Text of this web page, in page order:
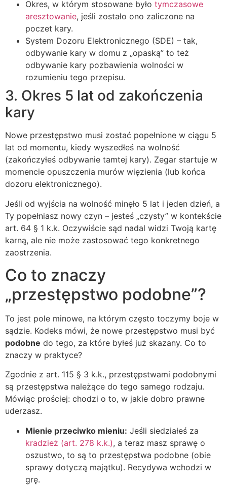
Okres, w którym stosowane było tymczasowe
aresztowanie, jeśli zostało ono zaliczone na
poczet kary.
System Dozoru Elektronicznego (SDE) – tak,
odbywanie kary w domu z „opaską” to też
odbywanie kary pozbawienia wolności w
rozumieniu tego przepisu.
3. Okres 5 lat od zakończenia
kary
Nowe przestępstwo musi zostać popełnione w ciągu 5
lat od momentu, kiedy wyszedłeś na wolność
(zakończyłeś odbywanie tamtej kary). Zegar startuje w
momencie opuszczenia murów więzienia (lub końca
dozoru elektronicznego).
Jeśli od wyjścia na wolność minęło 5 lat i jeden dzień, a
Ty popełniasz nowy czyn – jesteś „czysty” w kontekście
art. 64 § 1 k.k. Oczywiście sąd nadal widzi Twoją kartę
karną, ale nie może zastosować tego konkretnego
zaostrzenia.
Co to znaczy
„przestępstwo podobne”?
To jest pole minowe, na którym często toczymy boje w
sądzie. Kodeks mówi, że nowe przestępstwo musi być
podobne do tego, za które byłeś już skazany. Co to
znaczy w praktyce?
Zgodnie z art. 115 § 3 k.k., przestępstwami podobnymi
są przestępstwa należące do tego samego rodzaju.
Mówiąc prościej: chodzi o to, w jakie dobro prawne
uderzasz.
Mienie przeciwko mieniu: Jeśli siedziałeś za
kradzież (art. 278 k.k.), a teraz masz sprawę o
oszustwo, to są to przestępstwa podobne (obie
sprawy dotyczą majątku). Recydywa wchodzi w
grę.